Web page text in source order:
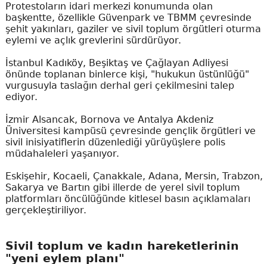
Protestoların idari merkezi konumunda olan
başkentte, özellikle Güvenpark ve TBMM çevresinde
şehit yakınları, gaziler ve sivil toplum örgütleri oturma
eylemi ve açlık grevlerini sürdürüyor.
İstanbul Kadıköy, Beşiktaş ve Çağlayan Adliyesi
önünde toplanan binlerce kişi, "hukukun üstünlüğü"
vurgusuyla taslağın derhal geri çekilmesini talep
ediyor.
İzmir Alsancak, Bornova ve Antalya Akdeniz
Üniversitesi kampüsü çevresinde gençlik örgütleri ve
sivil inisiyatiflerin düzenlediği yürüyüşlere polis
müdahaleleri yaşanıyor.
Eskişehir, Kocaeli, Çanakkale, Adana, Mersin, Trabzon,
Sakarya ve Bartın gibi illerde de yerel sivil toplum
platformları öncülüğünde kitlesel basın açıklamaları
gerçekleştiriliyor.
Sivil toplum ve kadın hareketlerinin
"yeni eylem planı"